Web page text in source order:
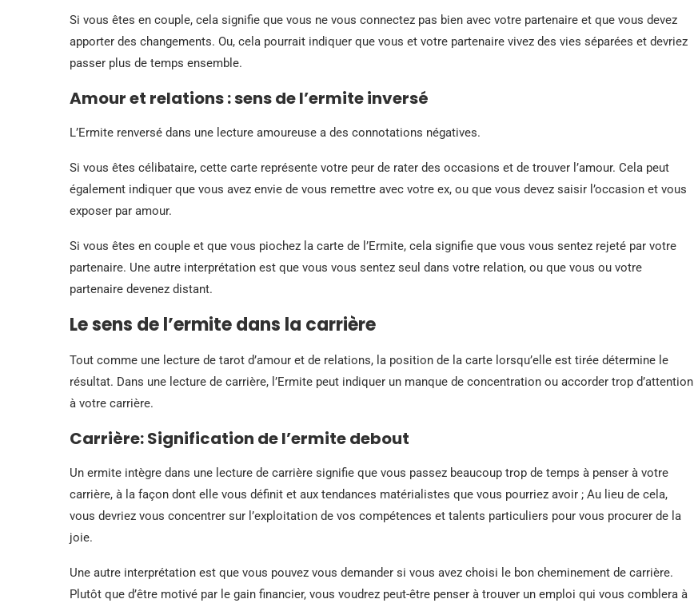
Si vous êtes en couple, cela signifie que vous ne vous connectez pas bien avec votre partenaire et que vous devez
apporter des changements. Ou, cela pourrait indiquer que vous et votre partenaire vivez des vies séparées et devriez
passer plus de temps ensemble.
Amour et relations : sens de l’ermite inversé
L’Ermite renversé dans une lecture amoureuse a des connotations négatives.
Si vous êtes célibataire, cette carte représente votre peur de rater des occasions et de trouver l’amour. Cela peut
également indiquer que vous avez envie de vous remettre avec votre ex, ou que vous devez saisir l’occasion et vous
exposer par amour.
Si vous êtes en couple et que vous piochez la carte de l’Ermite, cela signifie que vous vous sentez rejeté par votre
partenaire. Une autre interprétation est que vous vous sentez seul dans votre relation, ou que vous ou votre
partenaire devenez distant.
Le sens de l’ermite dans la carrière
Tout comme une lecture de tarot d’amour et de relations, la position de la carte lorsqu’elle est tirée détermine le
résultat. Dans une lecture de carrière, l’Ermite peut indiquer un manque de concentration ou accorder trop d’attention
à votre carrière.
Carrière: Signification de l’ermite debout
Un ermite intègre dans une lecture de carrière signifie que vous passez beaucoup trop de temps à penser à votre
carrière, à la façon dont elle vous définit et aux tendances matérialistes que vous pourriez avoir ; Au lieu de cela,
vous devriez vous concentrer sur l’exploitation de vos compétences et talents particuliers pour vous procurer de la
joie.
Une autre interprétation est que vous pouvez vous demander si vous avez choisi le bon cheminement de carrière.
Plutôt que d’être motivé par le gain financier, vous voudrez peut-être penser à trouver un emploi qui vous comblera à